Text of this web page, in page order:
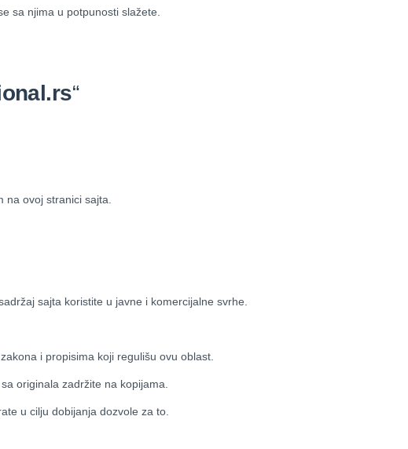
sa njima u potpunosti slažete.
“
na ovoj stranici sajta.
sajta koristite u javne i komercijalne svrhe.
i propisima koji regulišu ovu oblast.
originala zadržite na kopijama.
u cilju dobijanja dozvole za to.